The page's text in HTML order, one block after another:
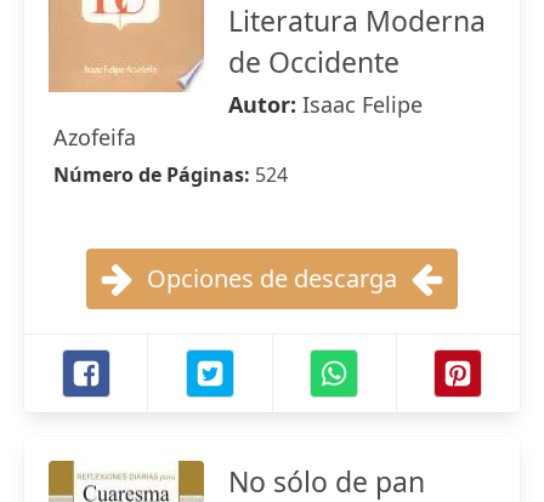
Literatura Moderna
de Occidente
Autor: Isaac Felipe
Azofeifa
Número de Páginas: 524
Opciones de descarga
No sólo de pan